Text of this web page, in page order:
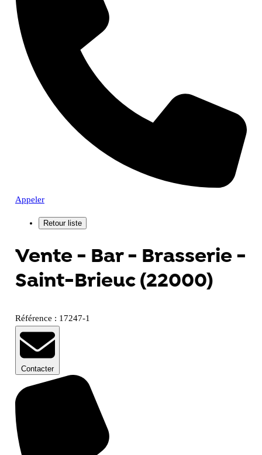
Appeler
Vente - Bar - Brasserie -
Saint-Brieuc (22000)
Référence : 17247-1
Contacter